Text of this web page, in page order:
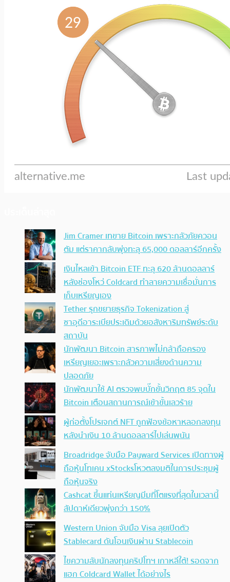
Jim Cramer เทขาย Bitcoin เพราะกลัวภัยควอน
ตัม แต่ราคากลับพุ่งทะลุ 65,000 ดอลลาร์อีกครั้ง
เงินไหลเข้า Bitcoin ETF ทะลุ 620 ล้านดอลลาร์
หลังช่องโหว่ Coldcard ทำลายความเชื่อมั่นการ
เก็บเหรียญเอง
Tether รุกขยายธุรกิจ Tokenization สู่
ซาอุดีอาระเบียประเดิมด้วยอสังหาริมทรัพย์ระดับ
สถาบัน
นักพัฒนา Bitcoin สารภาพไม่กล้าถือครอง
เหรียญเยอะเพราะกลัวความเสี่ยงด้านความ
ปลอดภัย
นักพัฒนาใช้ AI ตรวจพบบั๊กขั้นวิกฤต 85 จุดใน
Bitcoin เตือนสถานการณ์เข้าขั้นเลวร้าย
ผู้ก่อตั้งโปรเจกต์ NFT ถูกฟ้องข้อหาหลอกลงทุน
หลังนำเงิน 10 ล้านดอลลาร์ไปเล่นพนัน
Broadridge จับมือ Payward Services เปิดทางผู้
ถือหุ้นโทเคน xStocksโหวตลงมติในการประชุมผู้
ถือหุ้นจริง
Cashcat ขึ้นแท่นเหรียญมีมที่โตแรงที่สุดในเวลานี้
สัปดาห์เดียวพุ่งกว่า 150%
Western Union จับมือ Visa ลุยเปิดตัว
Stablecard ดันโอนเงินผ่าน Stablecoin
ไขความลับนักลงทุนคริปโทฯ เกาหลีใต้! รอดจาก
แฮก Coldcard Wallet ได้อย่างไร